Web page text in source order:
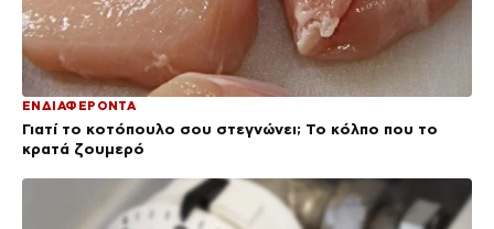
ΕΝΔΙΑΦΕΡΟΝΤΑ
Γιατί το κοτόπουλο σου στεγνώνει; Το κόλπο που το
κρατά ζουμερό